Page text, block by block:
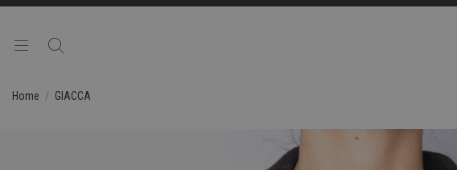
Home GIACCA